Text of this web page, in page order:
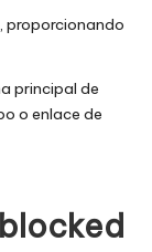
proporcionando
principal de
o enlace de